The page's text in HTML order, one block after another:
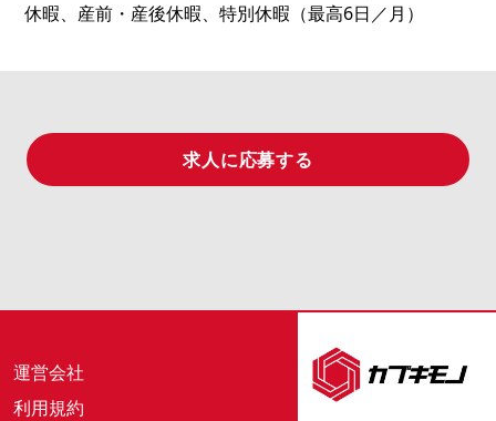
休暇、産前・産後休暇、特別休暇（最高6日／月）
求人に応募する
運営会社
利用規約